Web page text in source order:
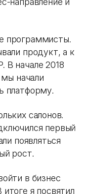
программисты.
продукт, а к
В начале 2018
мы начали
платформу.
салонов.
первый
появляться
рост.
в бизнес
я посвятил